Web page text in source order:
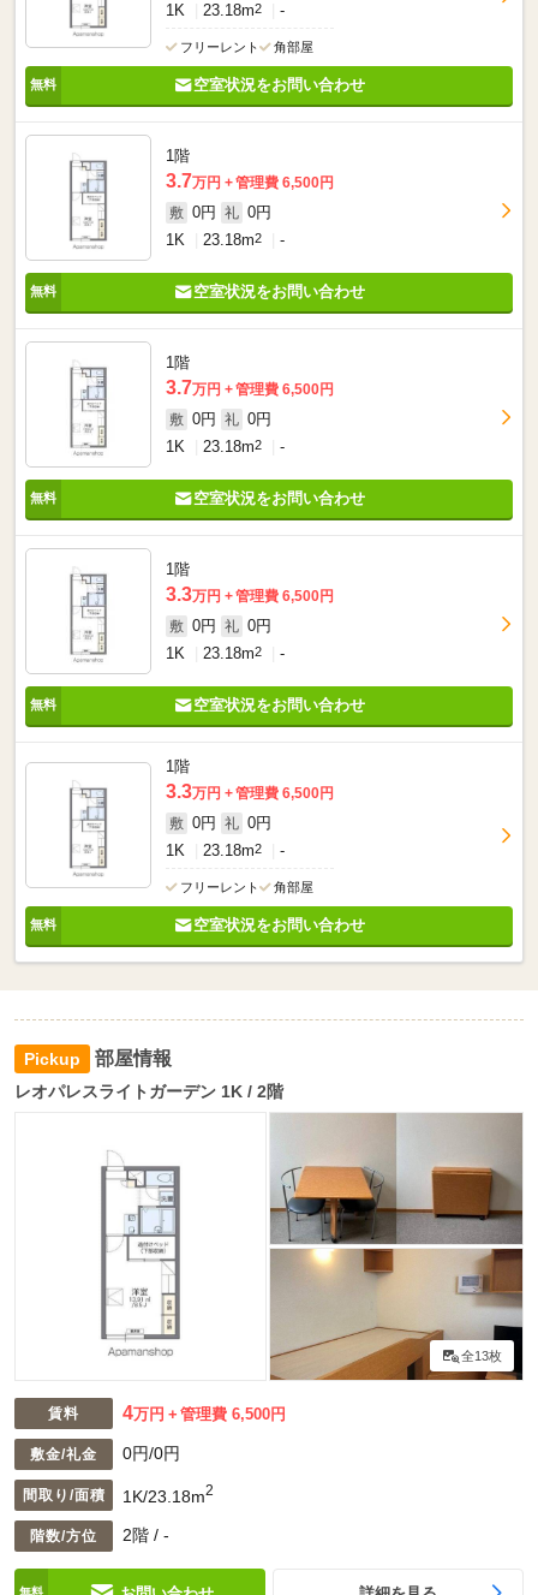
1K
23.18m2 -
フリーレント 角部屋
空室状況をお問い合わせ
1階
3.7万円
管理費 6,500円
敷 0円 礼 0円
1K
23.18m2 -
空室状況をお問い合わせ
1階
3.7万円
管理費 6,500円
敷 0円 礼 0円
1K
23.18m2 -
空室状況をお問い合わせ
1階
3.3万円
管理費 6,500円
敷 0円 礼 0円
1K
23.18m2 -
空室状況をお問い合わせ
1階
3.3万円
管理費 6,500円
敷 0円 礼 0円
1K
23.18m2 -
フリーレント 角部屋
空室状況をお問い合わせ
部屋情報
レオパレスライトガーデン 1K / 2階
全13枚
賃料 4万円 管理費 6,500円
敷金/礼金 0円/0円
間取り/面積 1K/23.18m2
階数/方位 2階 / -